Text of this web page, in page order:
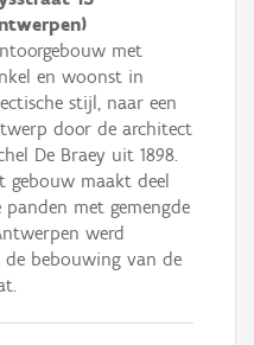
met
en woonst in
stijl, naar een
door de architect
De Braey uit 1898.
gebouw maakt deel
met gemengde
werd
bebouwing van de